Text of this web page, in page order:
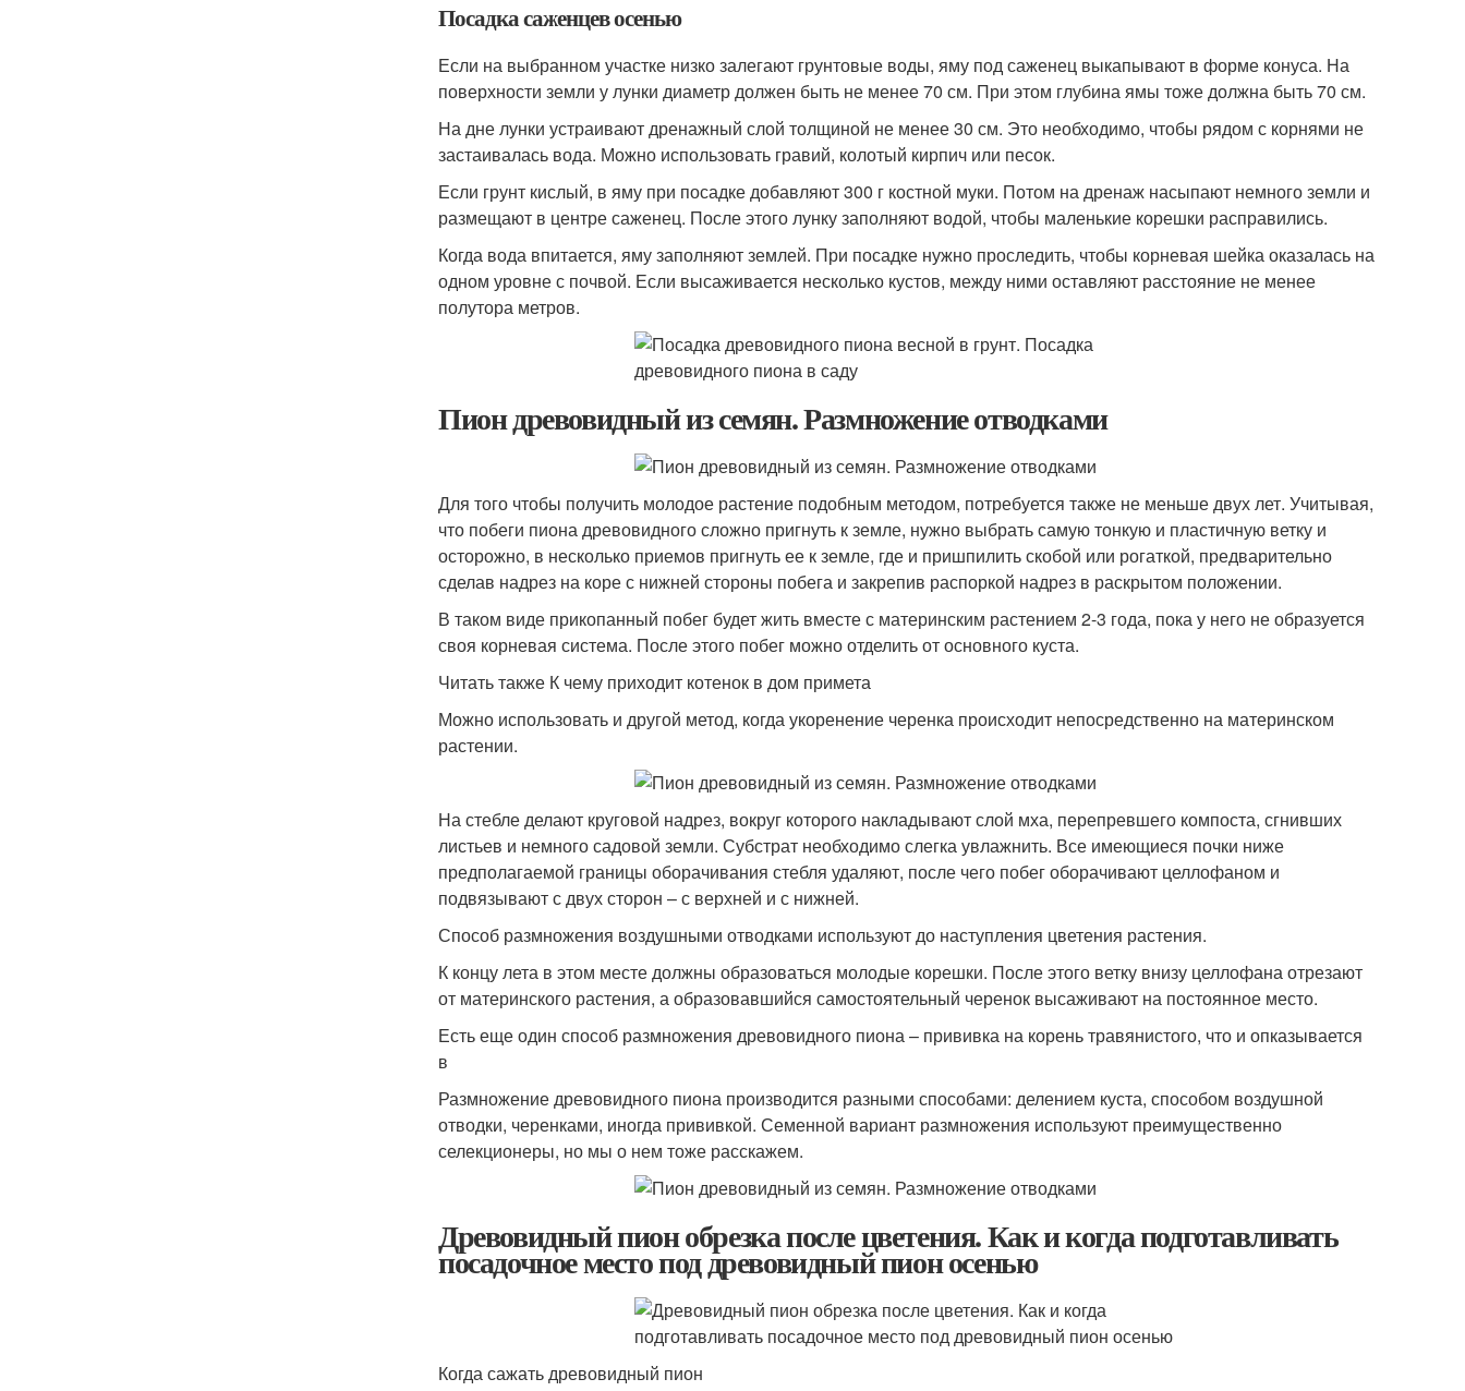
Посадка саженцев осенью
Если на выбранном участке низко залегают грунтовые воды, яму под саженец выкапывают в форме конуса. На
поверхности земли у лунки диаметр должен быть не менее 70 см. При этом глубина ямы тоже должна быть 70 см.
На дне лунки устраивают дренажный слой толщиной не менее 30 см. Это необходимо, чтобы рядом с корнями не
застаивалась вода. Можно использовать гравий, колотый кирпич или песок.
Если грунт кислый, в яму при посадке добавляют 300 г костной муки. Потом на дренаж насыпают немного земли и
размещают в центре саженец. После этого лунку заполняют водой, чтобы маленькие корешки расправились.
Когда вода впитается, яму заполняют землей. При посадке нужно проследить, чтобы корневая шейка оказалась на
одном уровне с почвой. Если высаживается несколько кустов, между ними оставляют расстояние не менее
полутора метров.
Пион древовидный из семян. Размножение отводками
Для того чтобы получить молодое растение подобным методом, потребуется также не меньше двух лет. Учитывая,
что побеги пиона древовидного сложно пригнуть к земле, нужно выбрать самую тонкую и пластичную ветку и
осторожно, в несколько приемов пригнуть ее к земле, где и пришпилить скобой или рогаткой, предварительно
сделав надрез на коре с нижней стороны побега и закрепив распоркой надрез в раскрытом положении.
В таком виде прикопанный побег будет жить вместе с материнским растением 2-3 года, пока у него не образуется
своя корневая система. После этого побег можно отделить от основного куста.
Читать также К чему приходит котенок в дом примета
Можно использовать и другой метод, когда укоренение черенка происходит непосредственно на материнском
растении.
На стебле делают круговой надрез, вокруг которого накладывают слой мха, перепревшего компоста, сгнивших
листьев и немного садовой земли. Субстрат необходимо слегка увлажнить. Все имеющиеся почки ниже
предполагаемой границы оборачивания стебля удаляют, после чего побег оборачивают целлофаном и
подвязывают с двух сторон – с верхней и с нижней.
Способ размножения воздушными отводками используют до наступления цветения растения.
К концу лета в этом месте должны образоваться молодые корешки. После этого ветку внизу целлофана отрезают
от материнского растения, а образовавшийся самостоятельный черенок высаживают на постоянное место.
Есть еще один способ размножения древовидного пиона – прививка на корень травянистого, что и опказывается
в
Размножение древовидного пиона производится разными способами: делением куста, способом воздушной
отводки, черенками, иногда прививкой. Семенной вариант размножения используют преимущественно
селекционеры, но мы о нем тоже расскажем.
Древовидный пион обрезка после цветения. Как и когда подготавливать
посадочное место под древовидный пион осенью
Когда сажать древовидный пион